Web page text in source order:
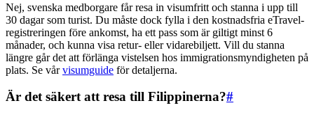
Nej, svenska medborgare får resa in visumfritt och stanna i upp till
30 dagar som turist. Du måste dock fylla i den kostnadsfria eTravel-
registreringen före ankomst, ha ett pass som är giltigt minst 6
månader, och kunna visa retur- eller vidarebiljett. Vill du stanna
längre går det att förlänga vistelsen hos immigrationsmyndigheten på
plats. Se vårvisumguide för detaljerna.
Är det säkert att resa till Filippinerna?#